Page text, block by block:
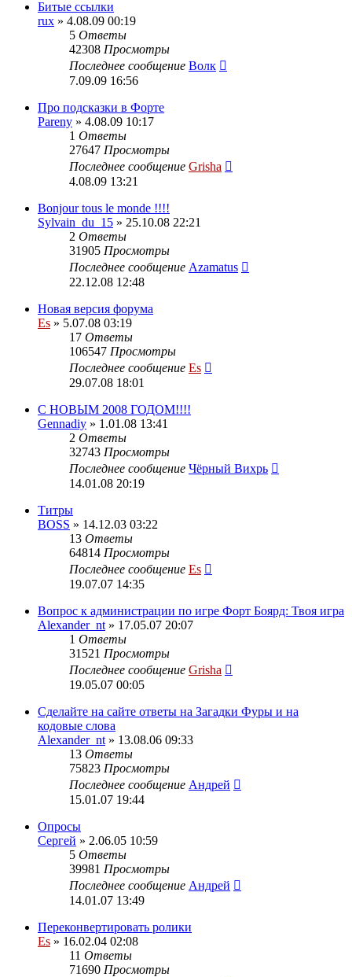
Битые ссылки
rux » 4.08.09 00:19
5 Ответы
42308 Просмотры
Последнее сообщение Волк
7.09.09 16:56
Про подсказки в Форте
Pareny » 4.08.09 10:17
1 Ответы
27647 Просмотры
Последнее сообщение Grisha
4.08.09 13:21
Bonjour tous le monde !!!!
Sylvain_du_15 » 25.10.08 22:21
2 Ответы
31905 Просмотры
Последнее сообщение Azamatus
22.12.08 12:48
Новая версия форума
Es » 5.07.08 03:19
17 Ответы
106547 Просмотры
Последнее сообщение Es
29.07.08 18:01
C НОВЫМ 2008 ГОДОМ!!!!
Gennadiy » 1.01.08 13:41
2 Ответы
32743 Просмотры
Последнее сообщение Чёрный Вихрь
14.01.08 20:19
Титры
BOSS » 14.12.03 03:22
13 Ответы
64814 Просмотры
Последнее сообщение Es
19.07.07 14:35
Вопрос к администрации по игре Форт Боярд: Твоя игра
Alexander_nt » 17.05.07 20:07
1 Ответы
31521 Просмотры
Последнее сообщение Grisha
19.05.07 00:05
Сделайте на сайте ответы на Загадки Фуры и на
кодовые слова
Alexander_nt » 13.08.06 09:33
13 Ответы
75823 Просмотры
Последнее сообщение Андрей
15.01.07 19:44
Опросы
Сергей » 2.06.05 10:59
5 Ответы
39981 Просмотры
Последнее сообщение Андрей
14.01.07 13:49
Переконвертировать ролики
Es » 16.02.04 02:08
11 Ответы
71690 Просмотры